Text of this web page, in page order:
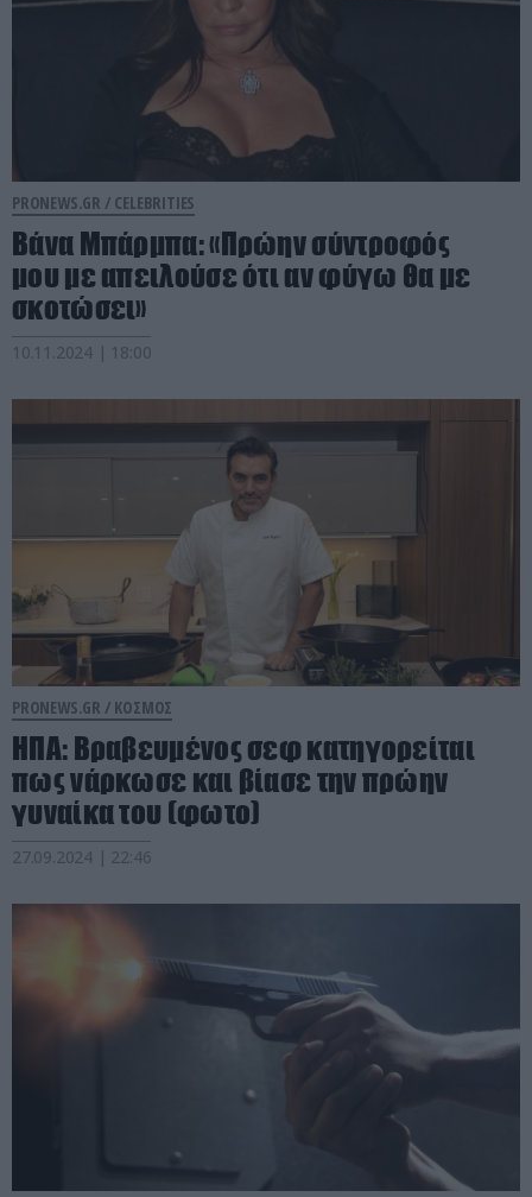
PRONEWS.GR / CELEBRITIES
Βάνα Μπάρμπα: «Πρώην σύντροφός
μου με απειλούσε ότι αν φύγω θα με
σκοτώσει»
10.11.2024 | 18:00
PRONEWS.GR / ΚΟΣΜΟΣ
ΗΠΑ: Βραβευμένος σεφ κατηγορείται
πως νάρκωσε και βίασε την πρώην
γυναίκα του (φωτο)
27.09.2024 | 22:46